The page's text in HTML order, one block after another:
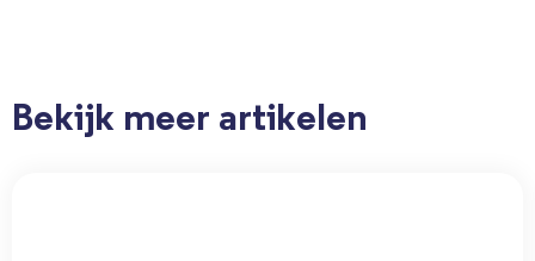
Bekijk meer artikelen